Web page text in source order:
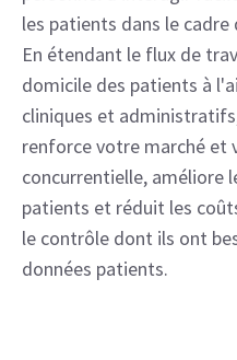
les patients dans le
En étendant le flux de
domicile des patients à
cliniques et
renforce votre marché et
concurrentielle, améliore
patients et réduit les
le contrôle dont ils ont
données patients.